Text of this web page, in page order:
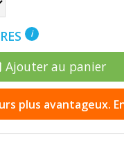
i
Ajouter au panier
plus avantageux.